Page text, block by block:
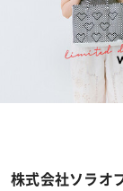
株式会社ソラオ